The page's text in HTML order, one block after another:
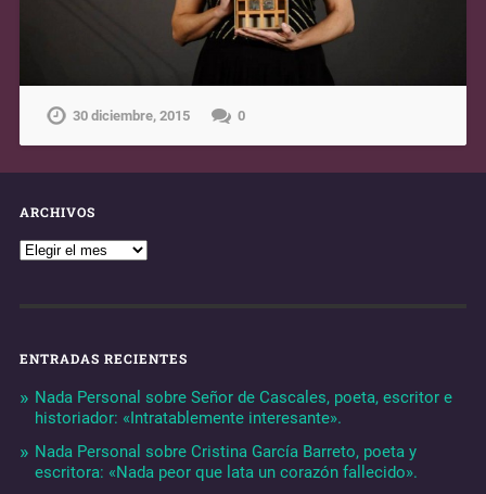
30 diciembre, 2015 0
ARCHIVOS
ENTRADAS RECIENTES
Nada Personal sobre Señor de Cascales, poeta, escritor e
historiador: «Intratablemente interesante».
Nada Personal sobre Cristina García Barreto, poeta y
escritora: «Nada peor que lata un corazón fallecido».